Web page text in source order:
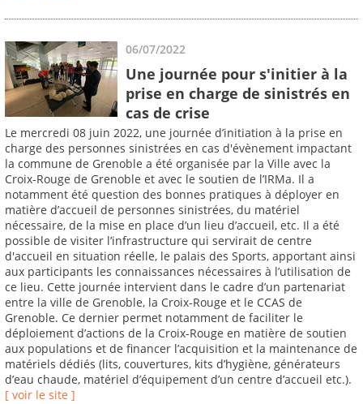
06/07/2022
Une journée pour s'initier à la
prise en charge de sinistrés en
cas de crise
Le mercredi 08 juin 2022, une journée d’initiation à la prise en
charge des personnes sinistrées en cas d'évènement impactant
la commune de Grenoble a été organisée par la Ville avec la
Croix-Rouge de Grenoble et avec le soutien de l’IRMa. Il a
notamment été question des bonnes pratiques à déployer en
matière d’accueil de personnes sinistrées, du matériel
nécessaire, de la mise en place d’un lieu d’accueil, etc. Il a été
possible de visiter l’infrastructure qui servirait de centre
d'accueil en situation réelle, le palais des Sports, apportant ainsi
aux participants les connaissances nécessaires à l’utilisation de
ce lieu. Cette journée intervient dans le cadre d’un partenariat
entre la ville de Grenoble, la Croix-Rouge et le CCAS de
Grenoble. Ce dernier permet notamment de faciliter le
déploiement d’actions de la Croix-Rouge en matière de soutien
aux populations et de financer l’acquisition et la maintenance de
matériels dédiés (lits, couvertures, kits d’hygiène, générateurs
d’eau chaude, matériel d’équipement d’un centre d’accueil etc.).
[ voir le site ]